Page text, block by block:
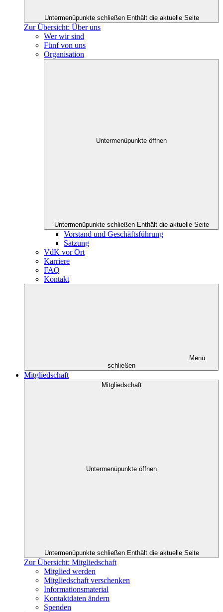
Untermenüpunkte schließen Enthält die aktuelle Seite
Zur Übersicht: Über uns
Wer wir sind
Fünf von uns
Organisation
Untermenüpunkte öffnen
Untermenüpunkte schließen Enthält die aktuelle Seite
Vorstand und Geschäftsführung
Satzung
VdK vor Ort
Karriere
FAQ
Kontakt
Menü
schließen
Mitgliedschaft
Mitgliedschaft
Untermenüpunkte öffnen
Untermenüpunkte schließen Enthält die aktuelle Seite
Zur Übersicht: Mitgliedschaft
Mitglied werden
Mitgliedschaft verschenken
Informationsmaterial
Kontaktdaten ändern
Spenden